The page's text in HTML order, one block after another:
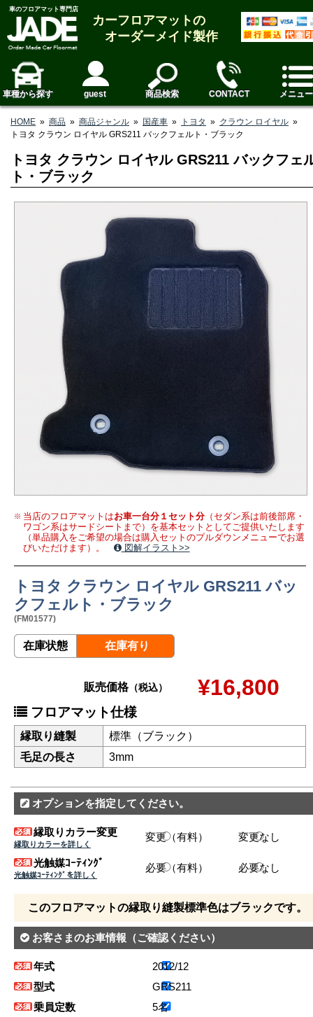
車のフロアマット専門店
カーフロアマットの
オーダーメイド製作
車種から探す guest 商品検索 CONTACT メニュー
HOME » 商品 » 商品ジャンル » 国産車 » トヨタ » クラウン ロイヤル »
トヨタ クラウン ロイヤル GRS211 バックフェルト・ブラック
トヨタ クラウン ロイヤル GRS211 バックフェ
ト・ブラック
当店のフロアマットはお車一台分１セット分（セダン系は前後部席・
ワゴン系はサードシートまで）を基本セットとしてご提供いたします
（単品購入をご希望の場合は購入セットのプルダウンメニューでお選
びいただけます）。
図解イラスト>>
トヨタ クラウン ロイヤル GRS211 バッ
クフェルト・ブラック
(FM01577)
在庫状態 在庫有り
販売価格（税込） ¥16,800
フロアマット仕様
縁取り縫製
標準（ブラック）
毛足の長さ
3mm
オプションを指定してください。
縁取りカラー変更
縁取りカラーを詳しく
変更（有料） 変更なし
光触媒ｺｰﾃｨﾝｸﾞ
光触媒ｺｰﾃｨﾝｸﾞを詳しく
必要（有料） 必要なし
このフロアマットの縁取り縫製標準色はブラックです。
お客さまのお車情報 （ご確認ください）
年式
2012/12
型式
GRS211
乗員定数
5名